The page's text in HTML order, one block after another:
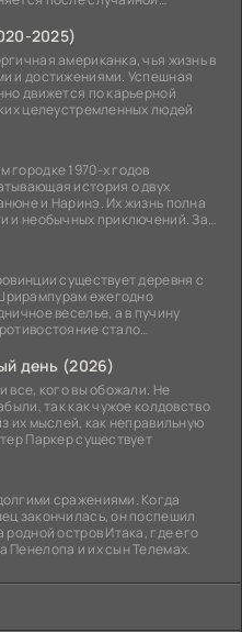
2025)
американка, чья жизнь в
и достижениями. Успешная
движется по карьерной
целеустремленных людей
городке 1970-х годов
история о двух
и Наринэ. Их жизнь полна
и необычных приключений. За
существует деревня с
ежегодно
веселье, а в пучину
стало
день (2026)
все, кого вы обожали. Не
так как чужое колдовство
их мыслей, как неправильную
Паркер существует
сражениями. Когда
закончилась, он поспешил
родной остров Итака, где его
Пенелопа и их сын Телемах.